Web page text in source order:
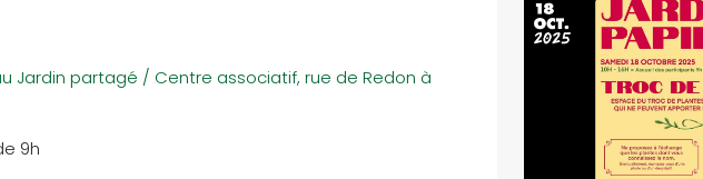
Jardin partagé / Centre associatif, rue de Redon à
9h